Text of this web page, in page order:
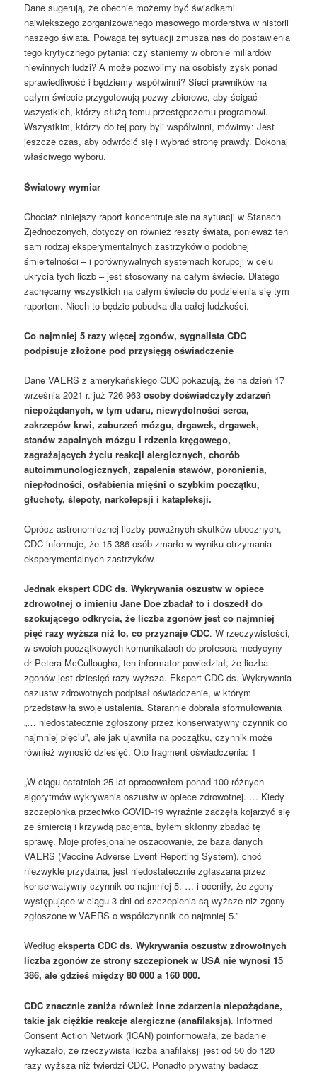
Dane sugerują, że obecnie możemy być świadkami
największego zorganizowanego masowego morderstwa w historii
naszego świata. Powaga tej sytuacji zmusza nas do postawienia
tego krytycznego pytania: czy staniemy w obronie miliardów
niewinnych ludzi? A może pozwolimy na osobisty zysk ponad
sprawiedliwość i będziemy współwinni? Sieci prawników na
całym świecie przygotowują pozwy zbiorowe, aby ścigać
wszystkich, którzy służą temu przestępczemu programowi.
Wszystkim, którzy do tej pory byli współwinni, mówimy: Jest
jeszcze czas, aby odwrócić się i wybrać stronę prawdy. Dokonaj
właściwego wyboru.
Światowy wymiar
Chociaż niniejszy raport koncentruje się na sytuacji w Stanach
Zjednoczonych, dotyczy on również reszty świata, ponieważ ten
sam rodzaj eksperymentalnych zastrzyków o podobnej
śmiertelności – i porównywalnych systemach korupcji w celu
ukrycia tych liczb – jest stosowany na całym świecie. Dlatego
zachęcamy wszystkich na całym świecie do podzielenia się tym
raportem. Niech to będzie pobudka dla całej ludzkości.
Co najmniej 5 razy więcej zgonów, sygnalista CDC
podpisuje złożone pod przysięgą oświadczenie
Dane VAERS z amerykańskiego CDC pokazują, że na dzień 17
września 2021 r. już 726 963osoby doświadczyły zdarzeń
niepożądanych, w tym udaru, niewydolności serca,
zakrzepów krwi, zaburzeń mózgu, drgawek, drgawek,
stanów zapalnych mózgu i rdzenia kręgowego,
zagrażających życiu reakcji alergicznych, chorób
autoimmunologicznych, zapalenia stawów, poronienia,
niepłodności, osłabienia mięśni o szybkim początku,
głuchoty, ślepoty, narkolepsji i katapleksji.
Oprócz astronomicznej liczby poważnych skutków ubocznych,
CDC informuje, że 15 386 osób zmarło w wyniku otrzymania
eksperymentalnych zastrzyków.
Jednak ekspert CDC ds. Wykrywania oszustw w opiece
zdrowotnej o imieniu Jane Doe zbadał to i doszedł do
szokującego odkrycia, że liczba zgonów jest co najmniej
pięć razy wyższa niż to, co przyznaje CDC. W rzeczywistości,
w swoich początkowych komunikatach do profesora medycyny
dr Petera McCullougha, ten informator powiedział, że liczba
zgonów jest dziesięć razy wyższa. Ekspert CDC ds. Wykrywania
oszustw zdrowotnych podpisał oświadczenie, w którym
przedstawiła swoje ustalenia. Starannie dobrała sformułowania
„… niedostatecznie zgłoszony przez konserwatywny czynnik co
najmniej pięciu”, ale jak ujawniła na początku, czynnik może
również wynosić dziesięć. Oto fragment oświadczenia: 1
„W ciągu ostatnich 25 lat opracowałem ponad 100 różnych
algorytmów wykrywania oszustw w opiece zdrowotnej. … Kiedy
szczepionka przeciwko COVID-19 wyraźnie zaczęła kojarzyć się
ze śmiercią i krzywdą pacjenta, byłem skłonny zbadać tę
sprawę. Moje profesjonalne oszacowanie, że baza danych
VAERS (Vaccine Adverse Event Reporting System), choć
niezwykle przydatna, jest niedostatecznie zgłaszana przez
konserwatywny czynnik co najmniej 5. … i oceniły, że zgony
występujące w ciągu 3 dni od szczepienia są wyższe niż zgony
zgłoszone w VAERS o współczynnik co najmniej 5.”
Wedługeksperta CDC ds. Wykrywania oszustw zdrowotnych
liczba zgonów ze strony szczepionek w USA nie wynosi 15
386, ale gdzieś między 80 000 a 160 000.
CDC znacznie zaniża również inne zdarzenia niepożądane,
takie jak ciężkie reakcje alergiczne (anafilaksja). Informed
Consent Action Network (ICAN) poinformowała, że badanie
wykazało, że rzeczywista liczba anafilaksji jest od 50 do 120
razy wyższa niż twierdzi CDC. Ponadto prywatny badacz